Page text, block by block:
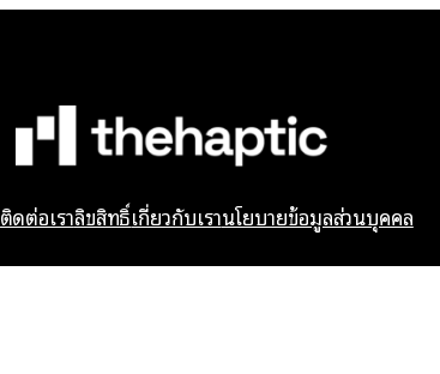
ติดต่อเราลิขสิทธิ์เกี่ยวกับเรานโยบายข้อมูลส่วนบุคคล